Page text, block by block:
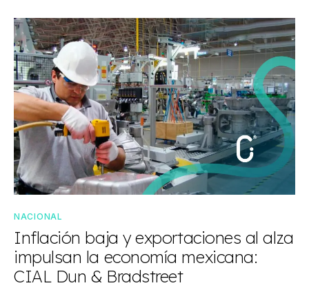
NACIONAL
Inflación baja y exportaciones al alza
impulsan la economía mexicana:
CIAL Dun & Bradstreet